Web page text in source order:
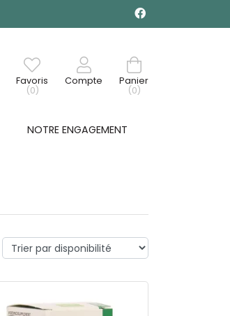
Favoris
(0)
Compte
Panier
(0)
NOTRE ENGAGEMENT